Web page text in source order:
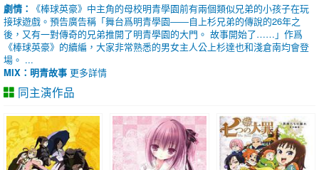
劇情：
《棒球英豪》中主角的母校明青學園前有兩個類似兄弟的小孩子在玩
接球遊戲。預告廣告稱「舞台爲明青學園――自上杉兄弟的傳說的26年之
後，又有一對傳奇的兄弟推開了明青學園的大門。 故事開始了……」作爲
《棒球英豪》的續編，大家非常熟悉的男女主人公上杉達也和淺倉南均會登
場。 ...
MIX：明青故事 更多詳情
同主演作品